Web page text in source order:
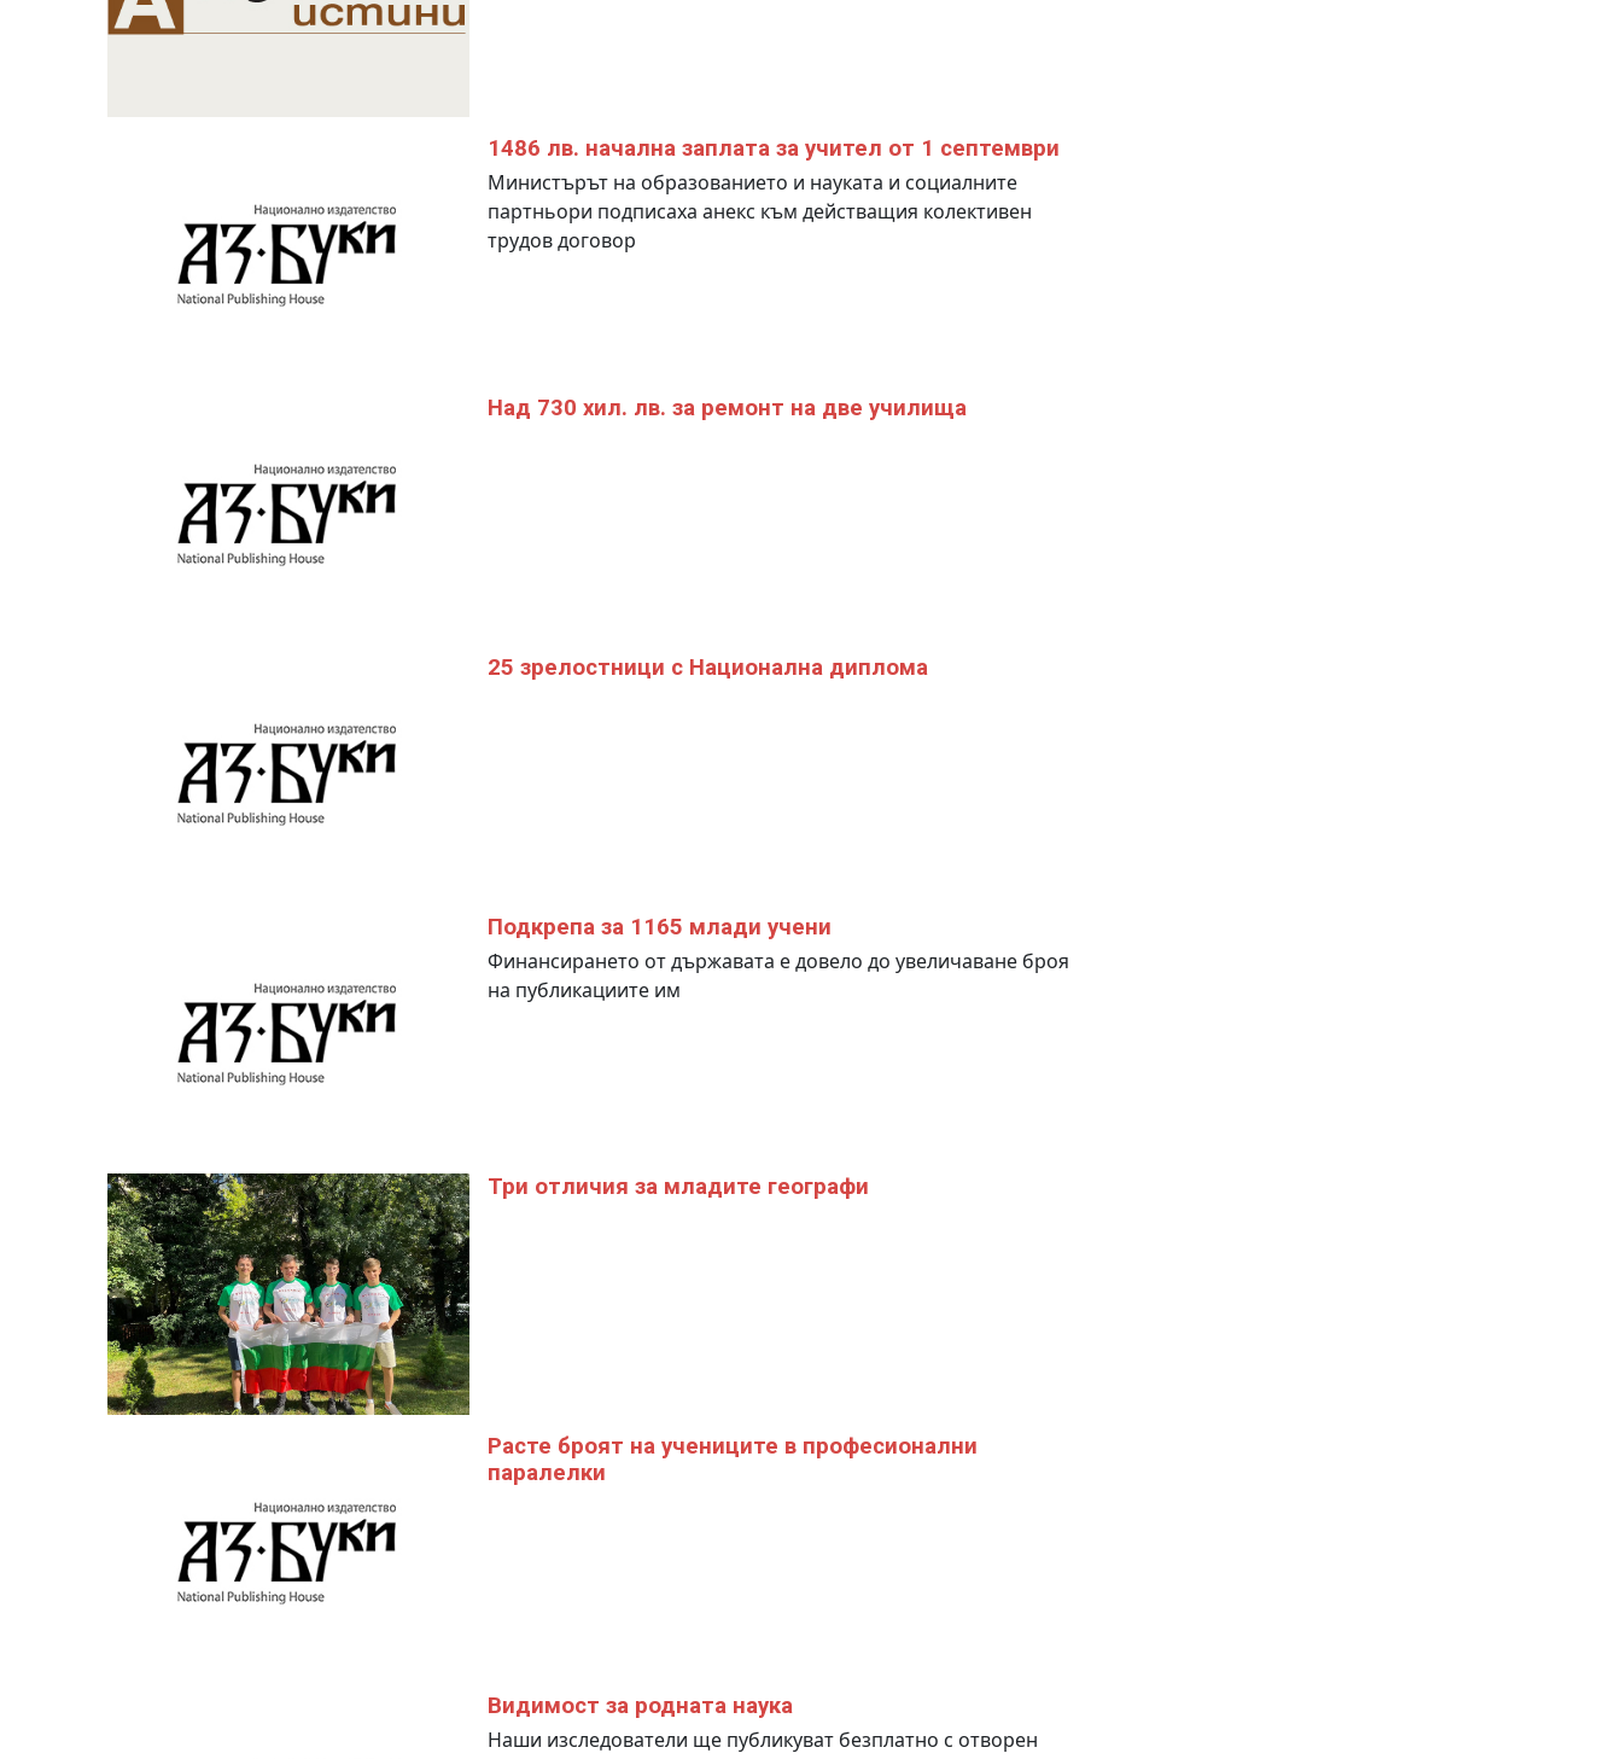
1486 лв. начална заплата за учител от 1 септември
Министърът на образованието и науката и социалните
партньори подписаха анекс към действащия колективен
трудов договор
Над 730 хил. лв. за ремонт на две училища
25 зрелостници с Национална диплома
Подкрепа за 1165 млади учени
Финансирането от държавата е довело до увеличаване броя
на публикациите им
Три отличия за младите географи
Расте броят на учениците в професионални
паралелки
Видимост за родната наука
Наши изследователи ще публикуват безплатно с отворен